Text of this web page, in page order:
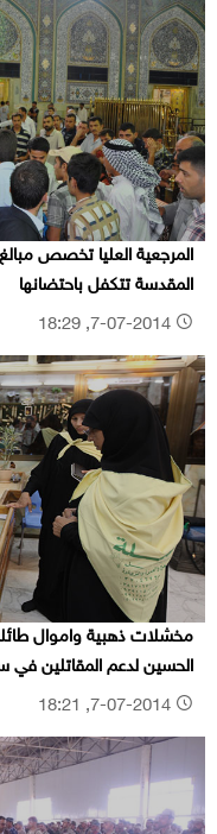
المرجعية العليا تخصص مبالغ
المقدسة تتكفل باحتضانها
مخشلات ذهبية واموال
الحسين لدعم المقاتلين في